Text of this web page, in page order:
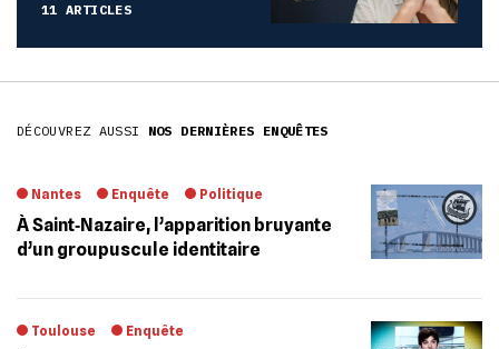
11 ARTICLES
DÉCOUVREZ AUSSI NOS DERNIÈRES ENQUÊTES
Nantes Enquête Politique
À Saint‐Nazaire, l’apparition bruyante
d’un groupuscule identitaire
Toulouse Enquête